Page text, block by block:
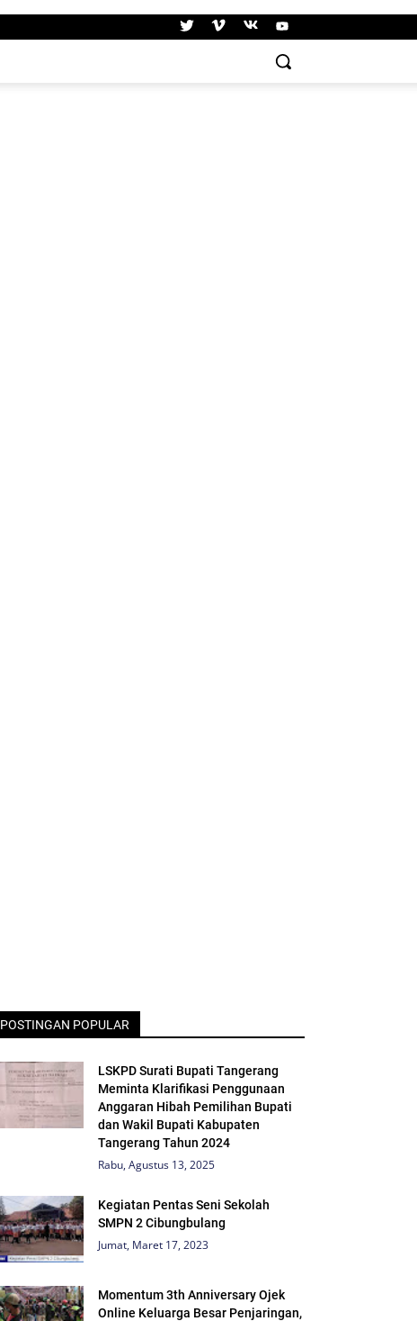
POSTINGAN POPULAR
LSKPD Surati Bupati Tangerang
Meminta Klarifikasi Penggunaan
Anggaran Hibah Pemilihan Bupati
dan Wakil Bupati Kabupaten
Tangerang Tahun 2024
Rabu, Agustus 13, 2025
Kegiatan Pentas Seni Sekolah
SMPN 2 Cibungbulang
Jumat, Maret 17, 2023
Momentum 3th Anniversary Ojek
Online Keluarga Besar Penjaringan,